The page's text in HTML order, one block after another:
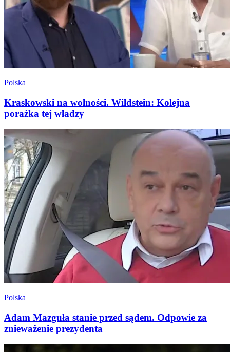
Polska
Kraskowski na wolności. Wildstein: Kolejna
porażka tej władzy
Polska
Adam Mazguła stanie przed sądem. Odpowie za
znieważenie prezydenta